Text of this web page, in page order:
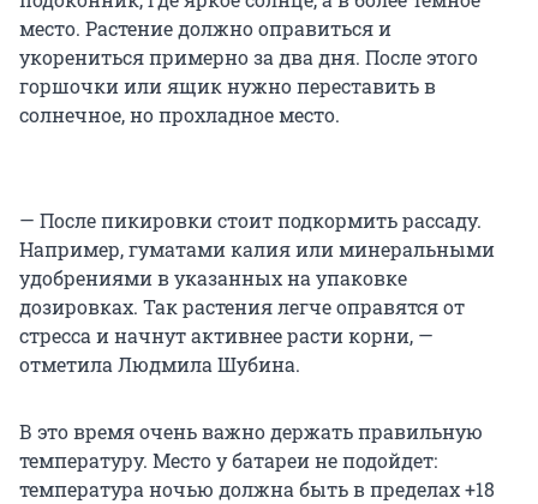
место. Растение должно оправиться и
укорениться примерно за два дня. После этого
горшочки или ящик нужно переставить в
солнечное, но прохладное место.
— После пикировки стоит подкормить рассаду.
Например, гуматами калия или минеральными
удобрениями в указанных на упаковке
дозировках. Так растения легче оправятся от
стресса и начнут активнее расти корни, —
отметила Людмила Шубина.
В это время очень важно держать правильную
температуру. Место у батареи не подойдет:
температура ночью должна быть в пределах +18